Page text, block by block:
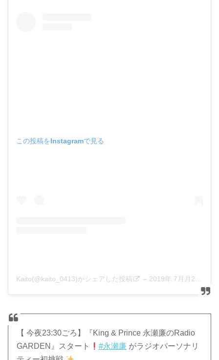
この投稿をInstagramで見る
Kaito(@kaito_0413)がシェアした投稿 – 2019年 7月月20日午前5時50分PDT
【 今夜23:30ごろ】『King & Prince 永瀬廉のRadio
GARDEN』スタート
#永瀬廉 がラジオパーソナリ